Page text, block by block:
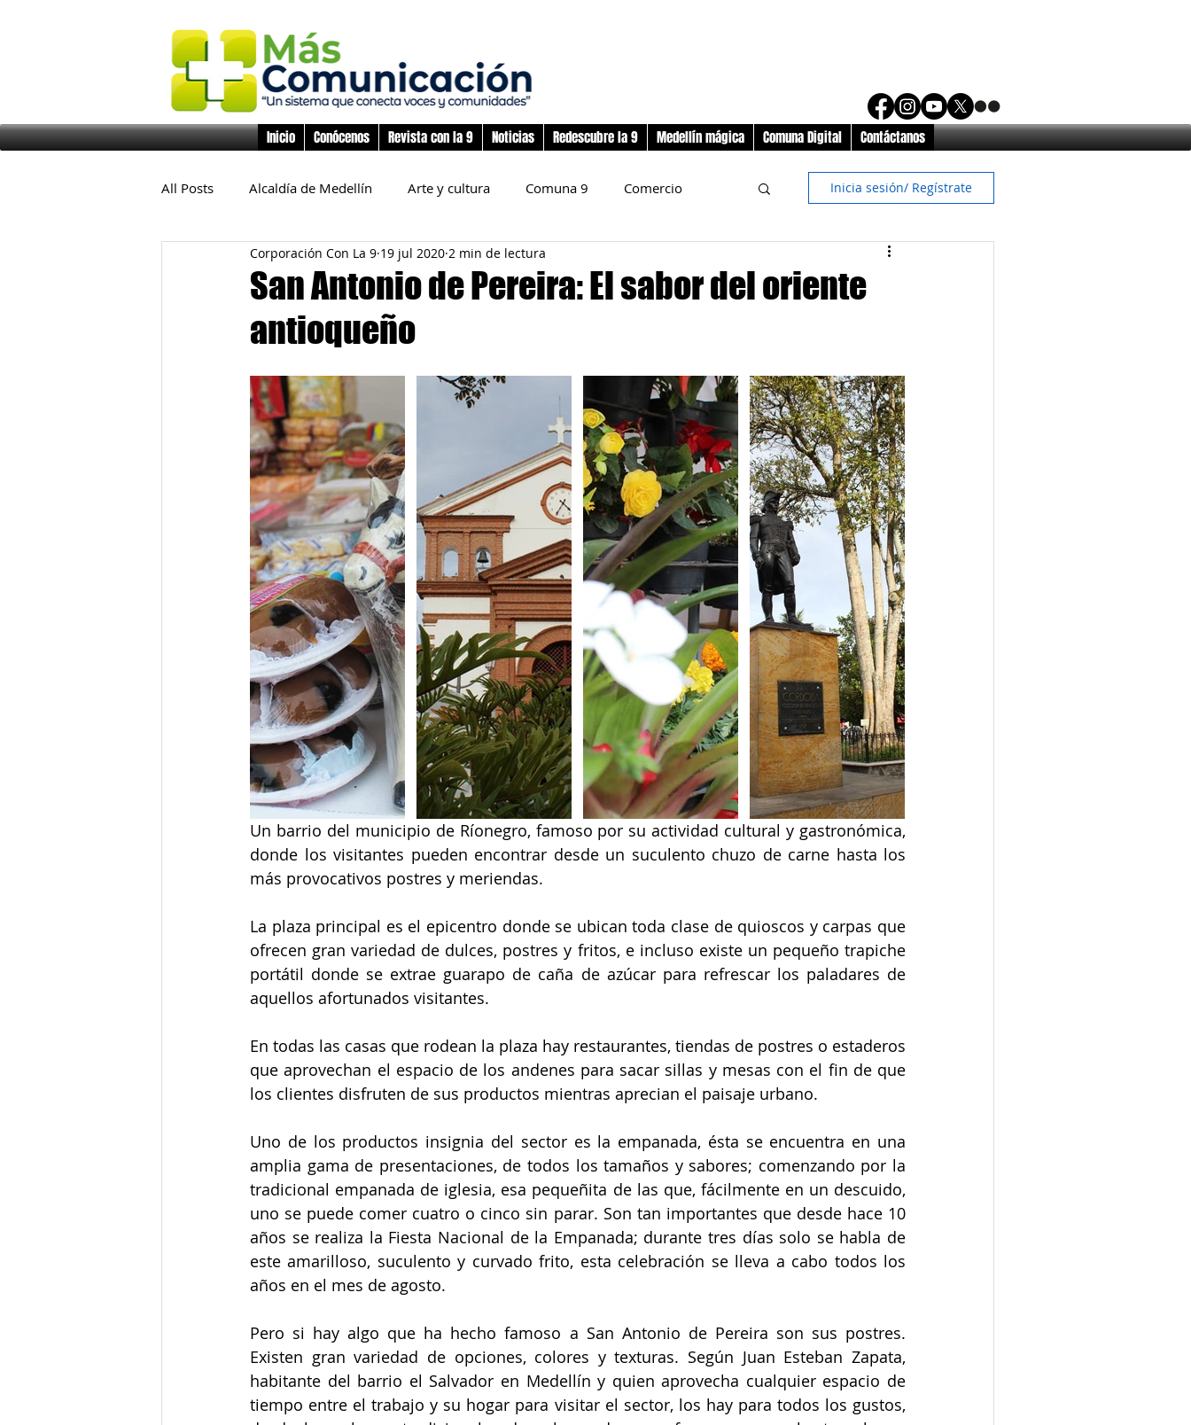
Inicio Conócenos Revista con la 9 Noticias Redescubre la 9 Medellín mágica Comuna Digital Contáctanos
All Posts Alcaldía de Medellín Arte y cultura Comuna 9 Comercio
Educación Derechos Humanos Deporte Flora y fauna
Inclusión Social Infancia y preadolescencia
Junta de Acción Comunal LGBTIQ+ Mascotas Medellín
Medio ambiente Movilidad Mujeres empoderadas Salud
Salud mental Secretaría de Salud Sociedad
Inicia sesión/ Regístrate
San Antonio de Pereira: El sabor del oriente
antioqueño
Corporación Con La 9 19 jul 2020 2 min de lectura
Un barrio del municipio de Ríonegro, famoso por su actividad cultural y gastronómica,
donde los visitantes pueden encontrar desde un suculento chuzo de carne hasta los
más provocativos postres y meriendas.
La plaza principal es el epicentro donde se ubican toda clase de quioscos y carpas que
ofrecen gran variedad de dulces, postres y fritos, e incluso existe un pequeño trapiche
portátil donde se extrae guarapo de caña de azúcar para refrescar los paladares de
aquellos afortunados visitantes.
En todas las casas que rodean la plaza hay restaurantes, tiendas de postres o estaderos
que aprovechan el espacio de los andenes para sacar sillas y mesas con el fin de que
los clientes disfruten de sus productos mientras aprecian el paisaje urbano.
Uno de los productos insignia del sector es la empanada, ésta se encuentra en una
amplia gama de presentaciones, de todos los tamaños y sabores; comenzando por la
tradicional empanada de iglesia, esa pequeñita de las que, fácilmente en un descuido,
uno se puede comer cuatro o cinco sin parar. Son tan importantes que desde hace 10
años se realiza la Fiesta Nacional de la Empanada; durante tres días solo se habla de
este amarilloso, suculento y curvado frito, esta celebración se lleva a cabo todos los
años en el mes de agosto.
Pero si hay algo que ha hecho famoso a San Antonio de Pereira son sus postres.
Existen gran variedad de opciones, colores y texturas. Según Juan Esteban Zapata,
habitante del barrio el Salvador en Medellín y quien aprovecha cualquier espacio de
tiempo entre el trabajo y su hogar para visitar el sector, los hay para todos los gustos,